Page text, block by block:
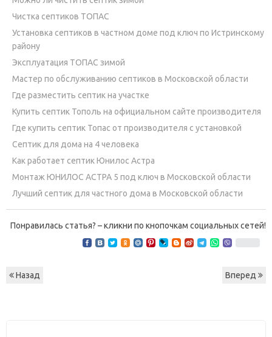
Чистка септиков ТОПАС
Установка септиков в частном доме под ключ по Истринскому
району
Эксплуатация ТОПАС зимой
Мастер по обслуживанию септиков в Московской области
Где разместить септик на участке
Купить септик Тополь на официальном сайте производителя
Где купить септик Топас от производителя с установкой
Септик для дома на 4 человека
Как работает септик Юнилос Астра
Монтаж ЮНИЛОС АСТРА 5 под ключ в Московской области
Лучший септик для частного дома в Московской области
Понравилась статья? – кликни по кнопочкам социальных сетей!
Назад Вперед